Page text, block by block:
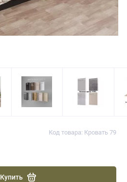
Код товара: Кровать 79
Купить